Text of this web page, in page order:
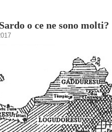
o ce ne sono molti?